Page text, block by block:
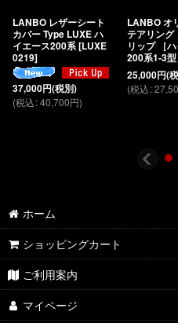
LANBO レザーシート
カバー Type LUXE ハ
イエース200系[LUXE
0219]
37,000円(税別)
(税込:40,700円)
LANBO オ
テアリング
リップ ［
200系1-3型
25,000円(
(税込:
ホーム
ショッピングカート
ご利用案内
マイページ